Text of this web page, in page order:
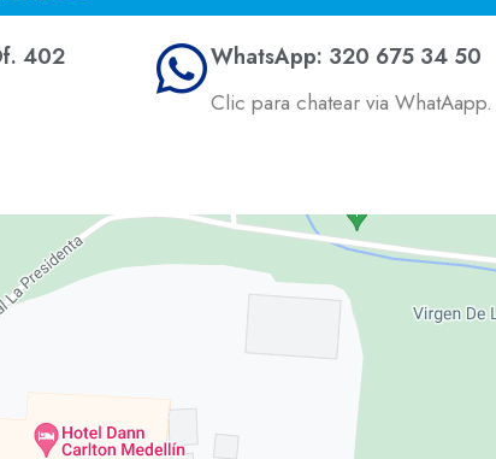
402
WhatsApp: 320 675 34 50
Clic para chatear via WhatAapp.